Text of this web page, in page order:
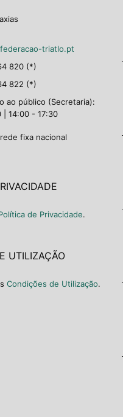
triatlo.pt
820 (*)
822 (*)
ao público (Secretaria):
| 14:00 - 17:30
fixa nacional
de Privacidade.
UTILIZAÇÃO
Condições de Utilização.